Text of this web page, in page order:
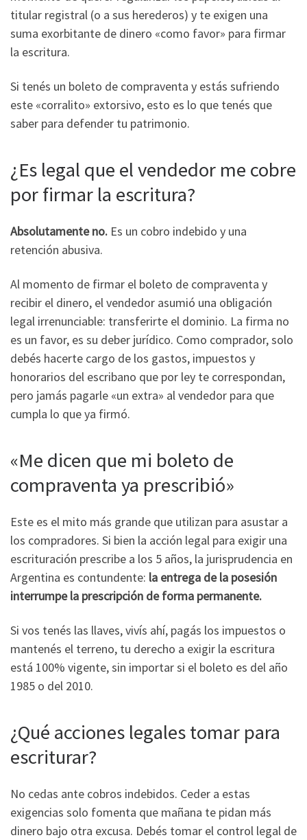
titular registral (o a sus herederos) y te exigen una
suma exorbitante de dinero «como favor» para firmar
la escritura.
Si tenés un boleto de compraventa y estás sufriendo
este «corralito» extorsivo, esto es lo que tenés que
saber para defender tu patrimonio.
¿Es legal que el vendedor me cobre
por firmar la escritura?
Absolutamente no. Es un cobro indebido y una
retención abusiva.
Al momento de firmar el boleto de compraventa y
recibir el dinero, el vendedor asumió una obligación
legal irrenunciable: transferirte el dominio. La firma no
es un favor, es su deber jurídico. Como comprador, solo
debés hacerte cargo de los gastos, impuestos y
honorarios del escribano que por ley te correspondan,
pero jamás pagarle «un extra» al vendedor para que
cumpla lo que ya firmó.
«Me dicen que mi boleto de
compraventa ya prescribió»
Este es el mito más grande que utilizan para asustar a
los compradores. Si bien la acción legal para exigir una
escrituración prescribe a los 5 años, la jurisprudencia en
Argentina es contundente: la entrega de la posesión
interrumpe la prescripción de forma permanente.
Si vos tenés las llaves, vivís ahí, pagás los impuestos o
mantenés el terreno, tu derecho a exigir la escritura
está 100% vigente, sin importar si el boleto es del año
1985 o del 2010.
¿Qué acciones legales tomar para
escriturar?
No cedas ante cobros indebidos. Ceder a estas
exigencias solo fomenta que mañana te pidan más
dinero bajo otra excusa. Debés tomar el control legal de